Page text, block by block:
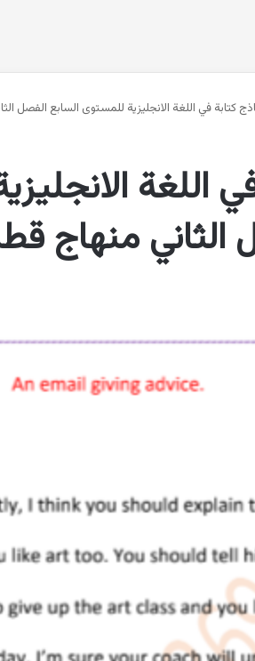
كتابة في اللغة الانجليزية للمستوى السابع الفصل
اللغة
الثاني منهاج